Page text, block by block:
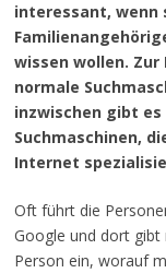
interessant, wenn
wissen wollen.
normale
inzwischen gibt es
Suchmaschinen,
Internet
Oft führt die
Google und dort
Person ein, worauf